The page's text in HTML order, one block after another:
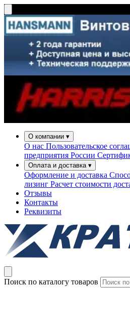
О компании ▾
О нас Пользовательское
предприятия России
Оплата и доставка ▾
Оформление и доставка
лизинг Расчет стоимости
Отзывы
Контакты
Реквизиты
Поиск по каталогу товаров